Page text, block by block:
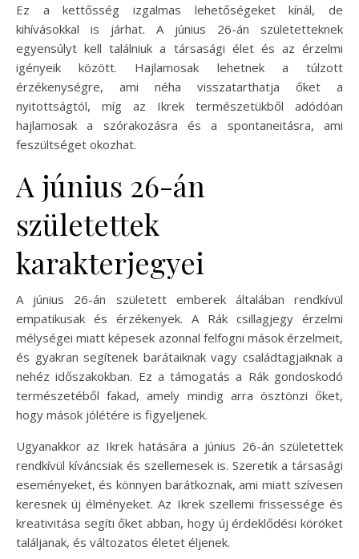
Ez a kettősség izgalmas lehetőségeket kínál, de
kihívásokkal is járhat. A június 26-án születetteknek
egyensúlyt kell találniuk a társasági élet és az érzelmi
igényeik között. Hajlamosak lehetnek a túlzott
érzékenységre, ami néha visszatarthatja őket a
nyitottságtól, míg az Ikrek természetükből adódóan
hajlamosak a szórakozásra és a spontaneitásra, ami
feszültséget okozhat.
A június 26-án
születettek
karakterjegyei
A június 26-án született emberek általában rendkívül
empatikusak és érzékenyek. A Rák csillagjegy érzelmi
mélységei miatt képesek azonnal felfogni mások érzelmeit,
és gyakran segítenek barátaiknak vagy családtagjaiknak a
nehéz időszakokban. Ez a támogatás a Rák gondoskodó
természetéből fakad, amely mindig arra ösztönzi őket,
hogy mások jólétére is figyeljenek.
Ugyanakkor az Ikrek hatására a június 26-án születettek
rendkívül kíváncsiak és szellemesek is. Szeretik a társasági
eseményeket, és könnyen barátkoznak, ami miatt szívesen
keresnek új élményeket. Az Ikrek szellemi frissessége és
kreativitása segíti őket abban, hogy új érdeklődési köröket
találjanak, és változatos életet éljenek.